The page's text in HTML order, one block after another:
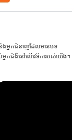
ងអ្នកជំនាញដែលមានបទ
កជំងឺនៅលើវេទិការបស់យើង។